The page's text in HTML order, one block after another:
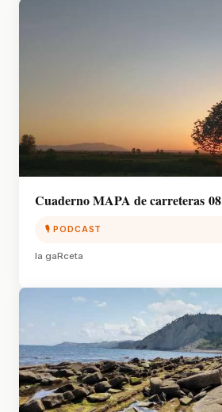
Cuaderno MAPA de carreteras 08
🎙 PODCAST
la gaRceta